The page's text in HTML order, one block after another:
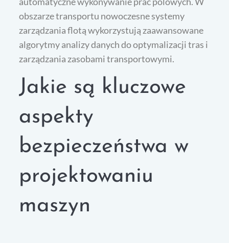
obszarze transportu nowoczesne systemy
zarządzania flotą wykorzystują zaawansowane
algorytmy analizy danych do optymalizacji tras i
zarządzania zasobami transportowymi.
Jakie są kluczowe
aspekty
bezpieczeństwa w
projektowaniu
maszyn